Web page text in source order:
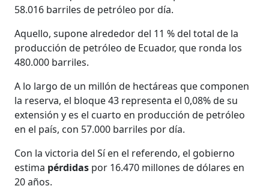
58.016 barriles de petróleo por día.
Aquello, supone alrededor del 11 % del total de la
producción de petróleo de Ecuador, que ronda los
480.000 barriles.
A lo largo de un millón de hectáreas que componen
la reserva, el bloque 43 representa el 0,08% de su
extensión y es el cuarto en producción de petróleo
en el país, con 57.000 barriles por día.
Con la victoria del Sí en el referendo, el gobierno
estima pérdidas por 16.470 millones de dólares en
20 años.